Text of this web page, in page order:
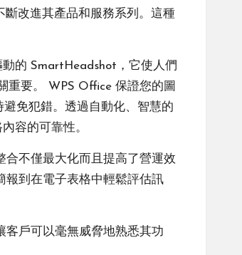
改進其產品和服務系列。這種
的 SmartHeadshot，它使人們
重要。 WPS Office 保證您的圖
免犯錯。透過自動化、智慧的
容的可靠性。
不僅最大化而且提高了營運效
報到在電子表格中輕鬆評估訊
戶可以毫無威脅地熟悉其功